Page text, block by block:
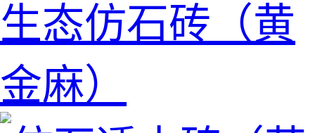
生态仿石砖（黄
金麻）